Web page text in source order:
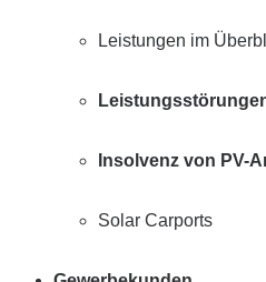
Leistungen im
Insolvenz von PV-
Solar Carports